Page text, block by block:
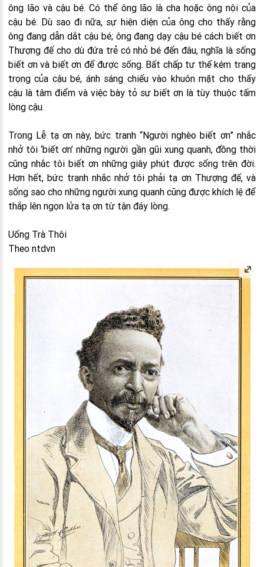
ông lão và cậu bé. Có thể ông lão là cha hoặc ông nội của
cậu bé. Dù sao đi nữa, sự hiện diện của ông cho thấy rằng
ông đang dẫn dắt cậu bé; ông đang dạy cậu bé cách biết ơn
Thượng đế cho dù đứa trẻ có nhỏ bé đến đâu, nghĩa là sống
biết ơn và biết ơn để được sống. Bất chấp tư thế kém trang
trọng của cậu bé, ánh sáng chiếu vào khuôn mặt cho thấy
cậu là tâm điểm và việc bày tỏ sự biết ơn là tùy thuộc tấm
lòng cậu.
Trong Lễ tạ ơn này, bức tranh “Người nghèo biết ơn” nhắc
nhở tôi ‘biết ơn’ những người gần gũi xung quanh, đồng thời
cũng nhắc tôi biết ơn những giây phút được sống trên đời.
Hơn hết, bức tranh nhắc nhở tôi phải tạ ơn Thượng đế, và
sống sao cho những người xung quanh cũng được khích lệ để
thắp lên ngọn lửa tạ ơn từ tận đáy lòng.
Uống Trà Thôi
Theo ntdvn